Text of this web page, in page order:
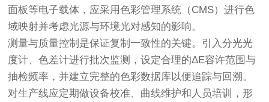
面板等电子载体，应采用色彩管理系统（CMS）进行色
域映射并考虑光源与环境光对感知的影响。
测量与质量控制是保证复制一致性的关键。引入分光光
度计、色差计进行批次监测，设定合理的ΔE容许范围与
抽检频率，并建立完整的色彩数据库以便追踪与回溯。
对生产线应定期做设备校准、曲线维护和人员培训，形